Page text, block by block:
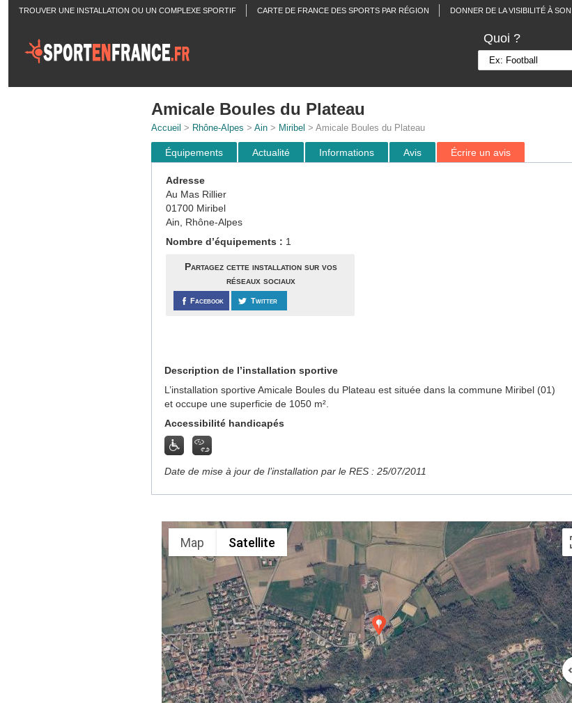
TROUVER UNE INSTALLATION OU UN COMPLEXE SPORTIF CARTE DE FRANCE DES SPORTS PAR RÉGION DONNER DE LA VISIBILITÉ À
Quoi ?
Amicale Boules du Plateau
Accueil > Rhône-Alpes > Ain> Miribel > Amicale Boules du Plateau
Équipements Actualité Informations Avis Écrire un avis
Adresse
Au Mas Rillier
01700 Miribel
Ain, Rhône-Alpes
Nombre d’équipements : 1
Partagez cette installation sur vos
réseaux sociaux
Facebook Twitter
Description de l’installation sportive
L’installation sportive Amicale Boules du Plateau est située dans la commune Miribel (01)
et occupe une superficie de 1050 m².
Accessibilité handicapés
Date de mise à jour de l’installation par le RES : 25/07/2011
Map Satellite